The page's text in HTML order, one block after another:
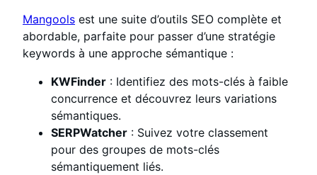
Mangools est une suite d’outils SEO complète et
abordable, parfaite pour passer d’une stratégie
keywords à une approche sémantique :
KWFinder : Identifiez des mots-clés à faible
concurrence et découvrez leurs variations
sémantiques.
SERPWatcher : Suivez votre classement
pour des groupes de mots-clés
sémantiquement liés.